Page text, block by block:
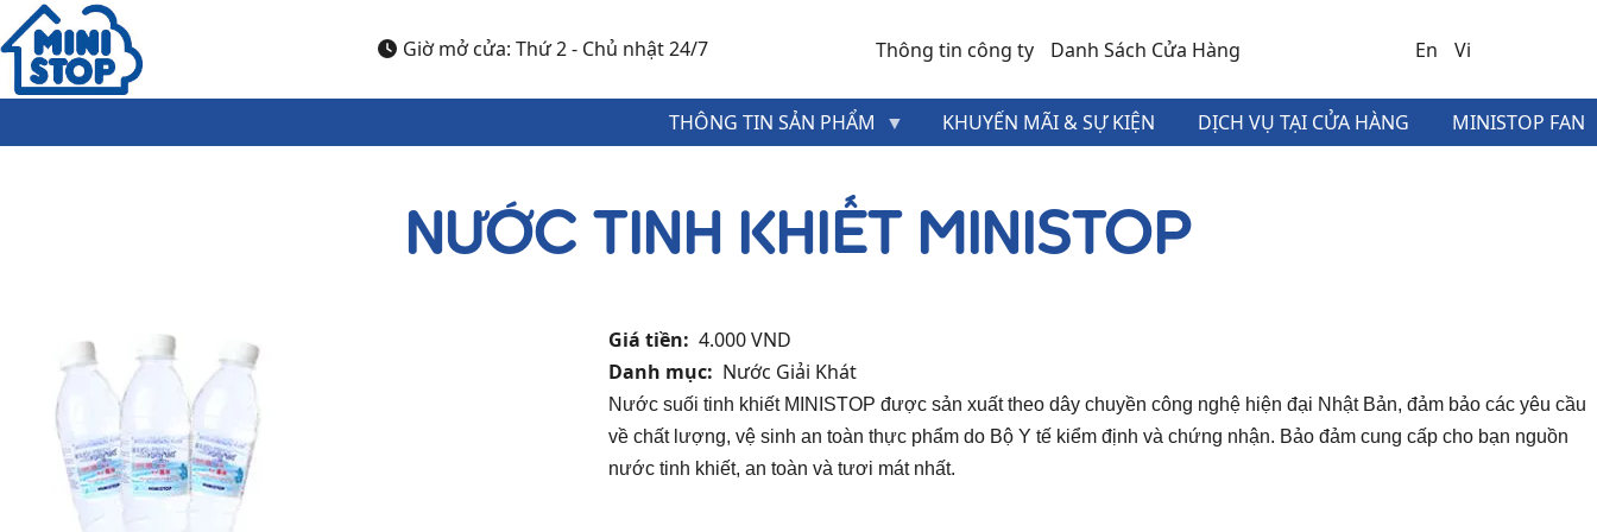
Nhảy đến nội dung
Giờ mở cửa: Thứ 2 - Chủ nhật 24/7
MENU
HEADER
TOP
Thông tin công ty Danh Sách Cửa Hàng En Vi
THÔNG TIN SẢN PHẨM KHUYẾN MÃI & SỰ KIỆN DỊCH VỤ TẠI CỬA HÀNG MINISTOP FAN
NƯỚC TINH KHIẾT MINISTOP
Giá tiền
4.000 VND
Danh mục
Nước Giải Khát
Nước suối tinh khiết MINISTOP được sản xuất theo dây chuyền công nghệ hiện đại Nhật Bản, đảm bảo các yêu cầu
về chất lượng, vệ sinh an toàn thực phẩm do Bộ Y tế kiểm định và chứng nhận. Bảo đảm cung cấp cho bạn nguồn
nước tinh khiết, an toàn và tươi mát nhất.